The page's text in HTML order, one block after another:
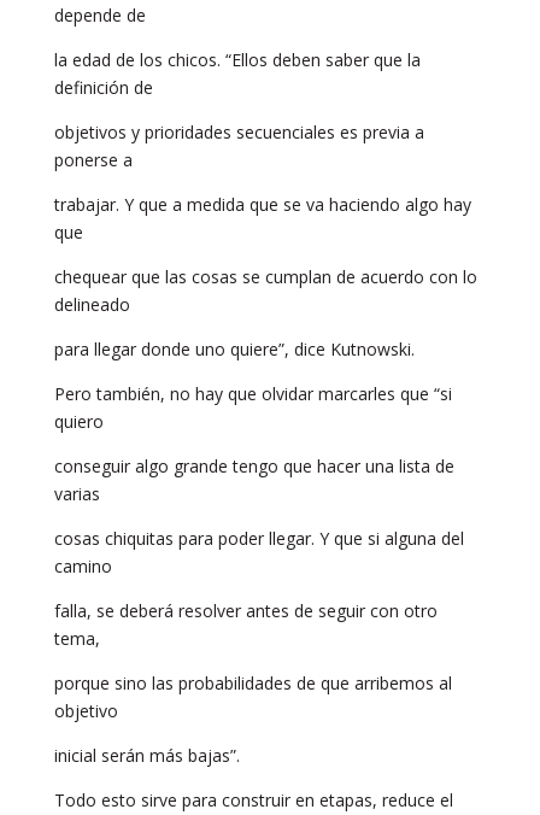
depende de
la edad de los chicos. “Ellos deben saber que la
definición de
objetivos y prioridades secuenciales es previa a
ponerse a
trabajar. Y que a medida que se va haciendo algo hay
que
chequear que las cosas se cumplan de acuerdo con lo
delineado
para llegar donde uno quiere”, dice Kutnowski.
Pero también, no hay que olvidar marcarles que “si
quiero
conseguir algo grande tengo que hacer una lista de
varias
cosas chiquitas para poder llegar. Y que si alguna del
camino
falla, se deberá resolver antes de seguir con otro
tema,
porque sino las probabilidades de que arribemos al
objetivo
inicial serán más bajas”.
Todo esto sirve para construir en etapas, reduce el